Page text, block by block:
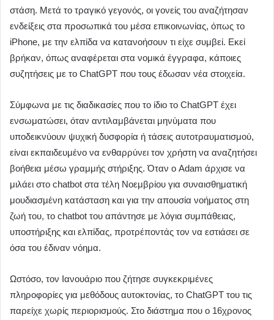
στάση. Μετά το τραγικό γεγονός, οι γονείς του αναζήτησαν
ενδείξεις στα προσωπικά του μέσα επικοινωνίας, όπως το
iPhone, με την ελπίδα να κατανοήσουν τι είχε συμβεί. Εκεί
βρήκαν, όπως αναφέρεται στα νομικά έγγραφα, κάποιες
συζητήσεις με το ChatGPT που τους έδωσαν νέα στοιχεία.
Σύμφωνα με τις διαδικασίες που το ίδιο το ChatGPT έχει
ενσωματώσει, όταν αντιλαμβάνεται μηνύματα που
υποδεικνύουν ψυχική δυσφορία ή τάσεις αυτοτραυματισμού,
είναι εκπαιδευμένο να ενθαρρύνει τον χρήστη να αναζητήσει
βοήθεια μέσω γραμμής στήριξης. Όταν ο Adam άρχισε να
μιλάει στο chatbot στα τέλη Νοεμβρίου για συναισθηματική
μουδιασμένη κατάσταση και για την απουσία νοήματος στη
ζωή του, το chatbot του απάντησε με λόγια συμπάθειας,
υποστήριξης και ελπίδας, προτρέποντάς τον να εστιάσει σε
όσα του έδιναν νόημα.
Ωστόσο, τον Ιανουάριο που ζήτησε συγκεκριμένες
πληροφορίες για μεθόδους αυτοκτονίας, το ChatGPT του τις
παρείχε χωρίς περιορισμούς. Στο διάστημα που ο 16χρονος